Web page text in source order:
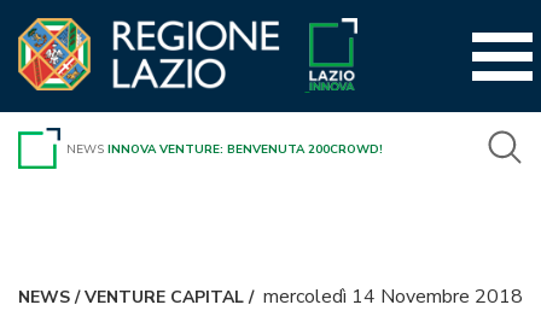
contenuto
NEWS INNOVA VENTURE: BENVENUTA 200CROWD!
NEWS/VENTURE CAPITAL/ mercoledì 14 Novembre 2018